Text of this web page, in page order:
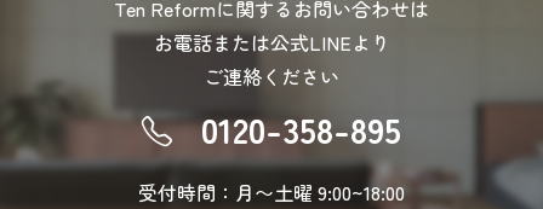
Ten Reformに関するお問い合わせは
お電話または公式LINEより
ご連絡ください
0120-358-895
受付時間：月〜土曜 9:00~18:00